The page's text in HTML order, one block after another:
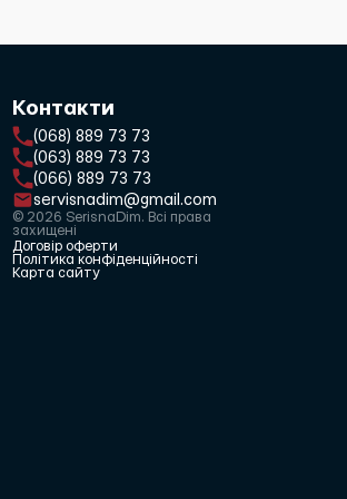
Контакти
(068) 889 73 73
(063) 889 73 73
(066) 889 73 73
servisnadim@gmail.com
© 2026 SerisnaDim. Всі права
захищені
Договір оферти
Політика конфіденційності
Карта сайту